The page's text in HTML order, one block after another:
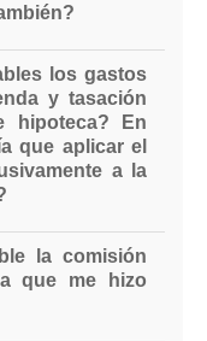
los gastos
y tasación
hipoteca? En
que aplicar el
a la
la comisión
que me hizo